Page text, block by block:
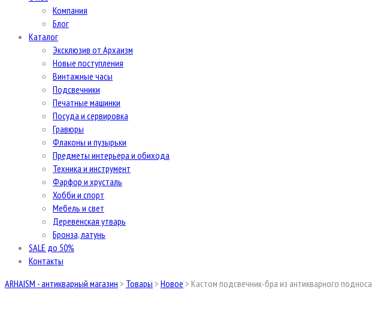
Компания
Блог
Каталог
Эксклюзив от Архаизм
Новые поступления
Винтажные часы
Подсвечники
Печатные машинки
Посуда и сервировка
Гравюры
Флаконы и пузырьки
Предметы интерьера и обихода
Техника и инструмент
Фарфор и хрусталь
Хобби и спорт
Мебель и свет
Деревенская утварь
Бронза, латунь
SALE до 50%
Контакты
ARHAISM - антикварный магазин > Товары > Новое > Кастом подсвечник-бра из антикварного подноса